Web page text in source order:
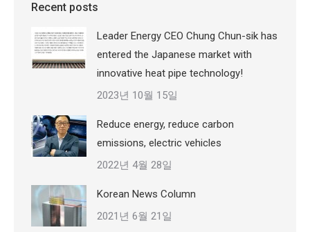
Recent posts
Leader Energy CEO Chung Chun-sik has
entered the Japanese market with
innovative heat pipe technology!
2023년 10월 15일
Reduce energy, reduce carbon
emissions, electric vehicles
2022년 4월 28일
Korean News Column
2021년 6월 21일